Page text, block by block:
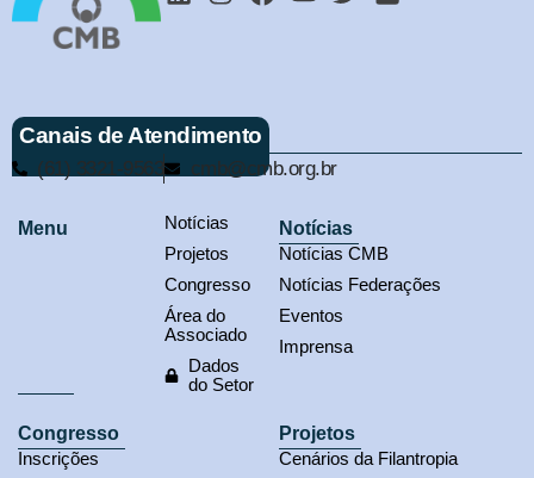
Canais de Atendimento
(61) 3321-9563 cmb@cmb.org.br
Menu
Notícias
Projetos
Congresso
Área do
Associado
Dados
do Setor
Notícias
Notícias CMB
Notícias Federações
Eventos
Imprensa
Congresso
Inscrições
Projetos
Cenários da Filantropia